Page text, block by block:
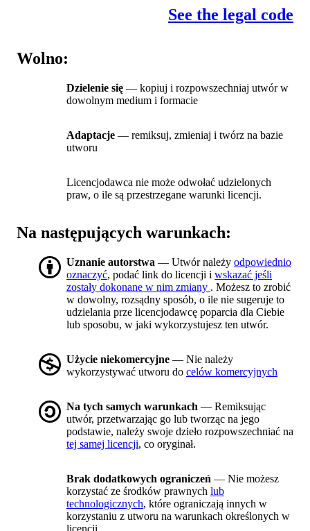
See the legal code
Wolno:
Dzielenie się — kopiuj i rozpowszechniaj utwór w
dowolnym medium i formacie
Adaptacje — remiksuj, zmieniaj i twórz na bazie
utworu
Licencjodawca nie może odwołać udzielonych
praw, o ile są przestrzegane warunki licencji.
Na następujących warunkach:
Uznanie autorstwa — Utwór należy odpowiednio
oznaczyć, podać link do licencji i wskazać jeśli
zostały dokonane w nim zmiany . Możesz to zrobić
w dowolny, rozsądny sposób, o ile nie sugeruje to
udzielania prze licencjodawcę poparcia dla Ciebie
lub sposobu, w jaki wykorzystujesz ten utwór.
Użycie niekomercyjne — Nie należy
wykorzystywać utworu do celów komercyjnych
Na tych samych warunkach — Remiksując
utwór, przetwarzając go lub tworząc na jego
podstawie, należy swoje dzieło rozpowszechniać na
tej samej licencji, co oryginał.
Brak dodatkowych ograniczeń — Nie możesz
korzystać ze środków prawnych lub
technologicznych, które ograniczają innych w
korzystaniu z utworu na warunkach określonych w